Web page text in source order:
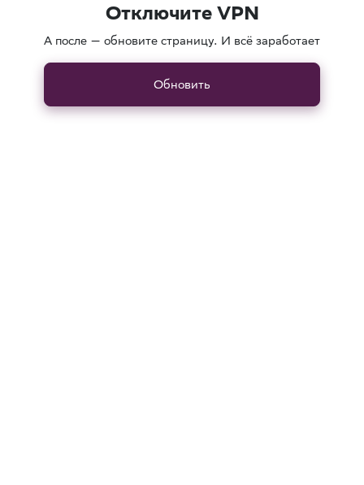
Отключите VPN
А после — обновите страницу. И всё заработает
Обновить